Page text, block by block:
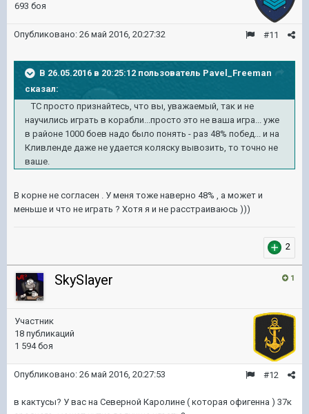
693 боя
#11
Опубликовано: 26 май 2016, 20:27:32
В 26.05.2016 в 20:25:12 пользователь Pavel_Freeman
сказал:
ТС просто признайтесь, что вы, уважаемый, так и не
научились играть в корабли...просто это не ваша игра... уже
в районе 1000 боев надо было понять - раз 48% побед... и на
Кливленде даже не удается коляску вывозить, то точно не
ваше.
В корне не согласен . У меня тоже наверно 48% , а может и
меньше и что не играть ? Хотя я и не расстраиваюсь )))
2
1
SkySlayer
Участник
18 публикаций
1 594 боя
#12
Опубликовано: 26 май 2016, 20:27:53
в кактусы? У вас на Северной Каролине ( которая офигенна ) 37к